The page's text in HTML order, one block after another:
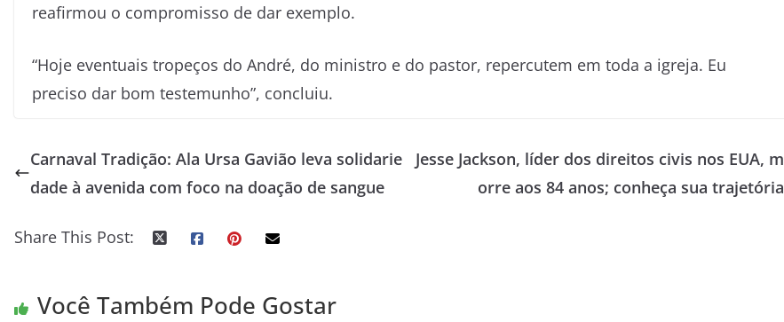
reafirmou o compromisso de dar exemplo.
“Hoje eventuais tropeços do André, do ministro e do pastor, repercutem em toda a igreja. Eu
preciso dar bom testemunho”, concluiu.
Carnaval Tradição: Ala Ursa Gavião leva solidarie
dade à avenida com foco na doação de sangue
Jesse Jackson, líder dos direitos civis nos EUA, m
orre aos 84 anos; conheça sua trajetória
Share This Post:
Você Também Pode Gostar